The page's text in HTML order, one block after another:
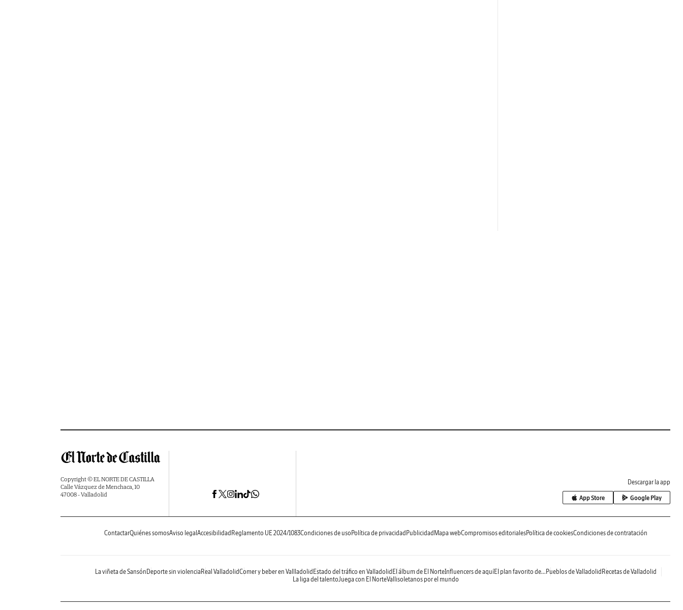
Copyright © EL NORTE DE CASTILLA
Calle Vázquez de Menchaca, 10
47008 - Valladolid
Descargar la app
App Store Google Play
ContactarQuiénes somosAviso legal Accesibilidad Reglamento UE 2024/1083Condiciones de uso Política de privacidad Publicidad Mapa webCompromisos editorialesPolítica de cookiesCondiciones de contratación
La viñeta de Sansón Deporte sin violencia Real ValladolidComer y beber en Vallladolid Estado del tráfico en Valladolid El álbum de El NorteInfluencers de aquíEl plan favorito de... Pueblos de Valladolid Recetas de Valladolid
La liga del talentoJuega con El NorteVallisoletanos por el mundo